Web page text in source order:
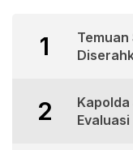
1
Temuan
2